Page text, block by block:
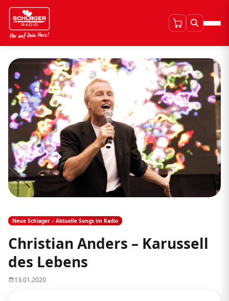
Neue Schlager – Aktuelle Songs im Radio
Christian Anders – Karussell
des Lebens
13.01.2020